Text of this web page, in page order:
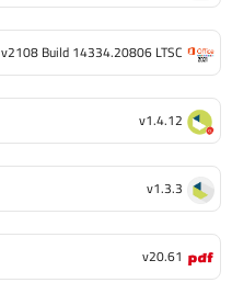
v2108 Build 14334.20806 LTSC
v1.4.12
v1.3.3
v20.61